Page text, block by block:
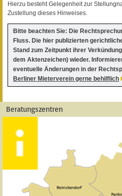
Hierzu besteht Gelegenheit zur
Zustellung dieses Hinweises.
Bitte beachten Sie: Die
Fluss. Die hier publizierten
Stand zum Zeitpunkt ihrer
dem Aktenzeichen) wieder.
eventuelle Änderungen in der
Berliner Mieterverein gerne behilflich
Beratungszentren